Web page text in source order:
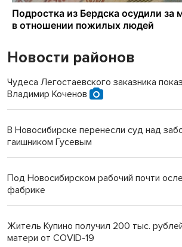
Новости районов
Чудеса Легостаевского заказника
Владимир Коченов
В Новосибирске перенесли суд над
гаишником Гусевым
Под Новосибирском рабочий почти
фабрике
Житель Купино получил 200 тыс.
матери от COVID-19